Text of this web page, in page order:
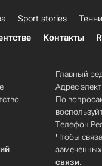
Sport stories
Контакты
Главный
Адрес
По
Телефон
Чтобы
связи.